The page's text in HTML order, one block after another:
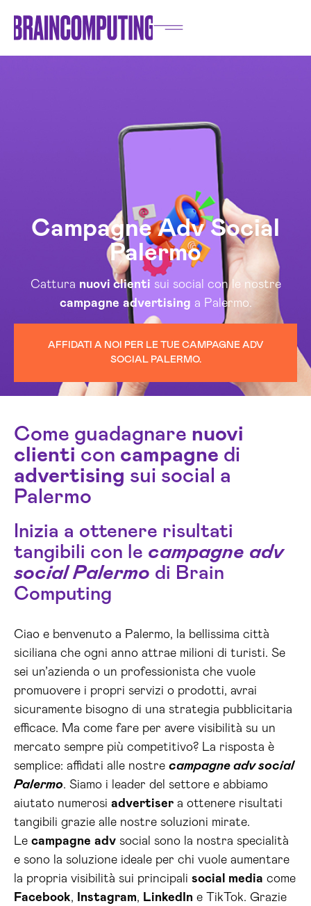
Campagne Adv Social
Palermo
Cattura nuovi clienti sui social con le nostre
campagne advertising a Palermo.
AFFIDATI A NOI PER LE TUE CAMPAGNE ADV
SOCIAL PALERMO.
Come guadagnare nuovi
clienti con campagne di
advertising sui social a
Palermo
Inizia a ottenere risultati
tangibili con le campagne adv
social Palermo di Brain
Computing
Ciao e benvenuto a Palermo, la bellissima città
siciliana che ogni anno attrae milioni di turisti. Se
sei un’azienda o un professionista che vuole
promuovere i propri servizi o prodotti, avrai
sicuramente bisogno di una strategia pubblicitaria
efficace. Ma come fare per avere visibilità su un
mercato sempre più competitivo? La risposta è
semplice: affidati alle nostre campagne adv social
Palermo. Siamo i leader del settore e abbiamo
aiutato numerosi advertiser a ottenere risultati
tangibili grazie alle nostre soluzioni mirate.
Le campagne adv social sono la nostra specialità
e sono la soluzione ideale per chi vuole aumentare
la propria visibilità sui principali social media come
Facebook, Instagram, LinkedIn e TikTok. Grazie